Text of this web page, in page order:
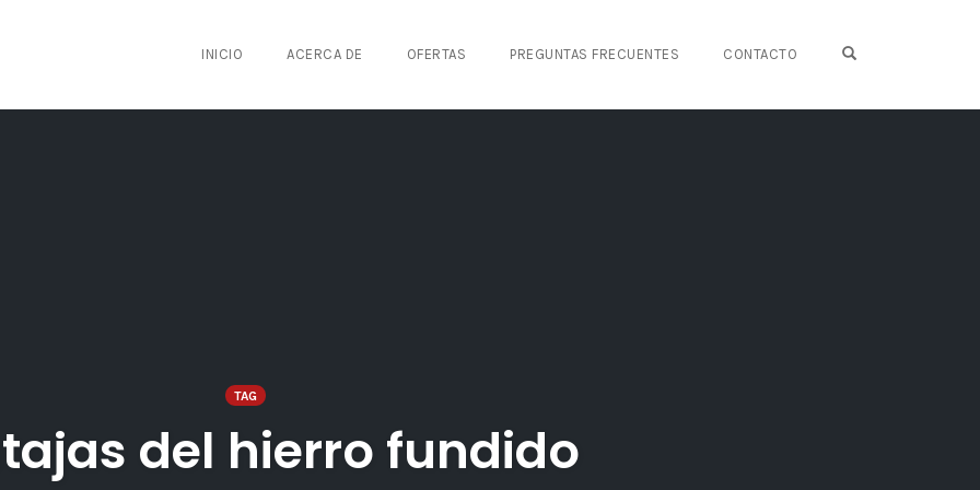
INICIO ACERCA DE OFERTAS PREGUNTAS FRECUENTES CONTACTO
TAG
del hierro fundido